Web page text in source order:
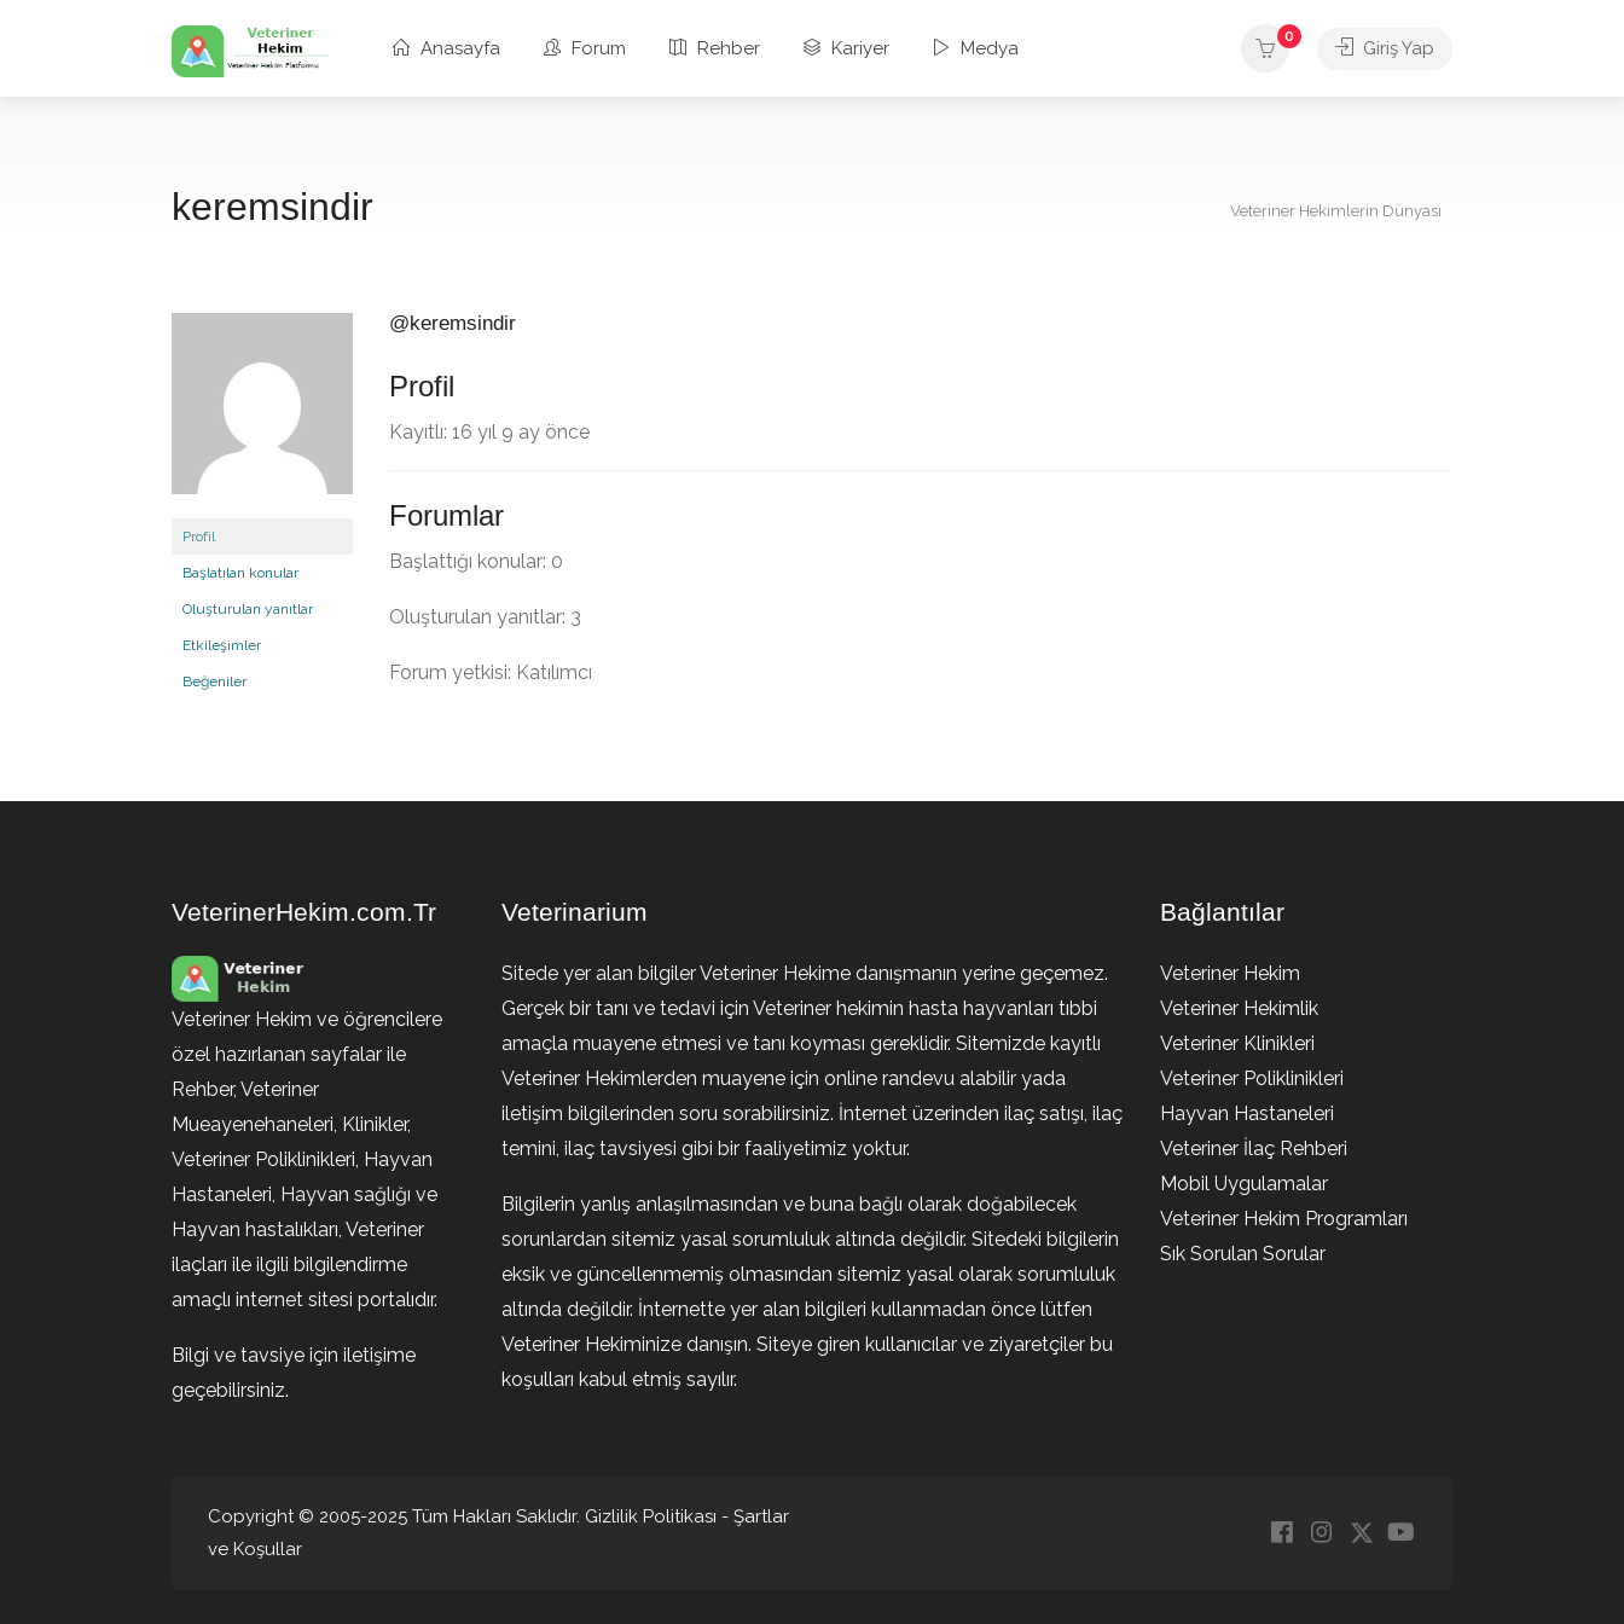
Anasayfa Forum Rehber Kariyer Medya
0
Giriş Yap
keremsindir Veteriner Hekimlerin Dünyası
Profil
Başlatılan konular
Oluşturulan yanıtlar
Etkileşimler
Beğeniler
@keremsindir
Profil
Kayıtlı: 16 yıl 9 ay önce
Forumlar
Başlattığı konular: 0
Oluşturulan yanıtlar: 3
Forum yetkisi: Katılımcı
VeterinerHekim.com.Tr
Veteriner Hekim ve öğrencilere
özel hazırlanan sayfalar ile
Rehber, Veteriner
Mueayenehaneleri, Klinikler,
Veteriner Poliklinikleri, Hayvan
Hastaneleri, Hayvan sağlığı ve
Hayvan hastalıkları, Veteriner
ilaçları ile ilgili bilgilendirme
amaçlı internet sitesi portalıdır.
Bilgi ve tavsiye için iletişime
geçebilirsiniz.
Veterinarium
Sitede yer alan bilgiler Veteriner Hekime danışmanın yerine geçemez.
Gerçek bir tanı ve tedavi için Veteriner hekimin hasta hayvanları tıbbi
amaçla muayene etmesi ve tanı koyması gereklidir. Sitemizde kayıtlı
Veteriner Hekimlerden muayene için online randevu alabilir yada
iletişim bilgilerinden soru sorabilirsiniz. İnternet üzerinden ilaç satışı, ilaç
temini, ilaç tavsiyesi gibi bir faaliyetimiz yoktur.
Bilgilerin yanlış anlaşılmasından ve buna bağlı olarak doğabilecek
sorunlardan sitemiz yasal sorumluluk altında değildir. Sitedeki bilgilerin
eksik ve güncellenmemiş olmasından sitemiz yasal olarak sorumluluk
altında değildir. İnternette yer alan bilgileri kullanmadan önce lütfen
Veteriner Hekiminize danışın. Siteye giren kullanıcılar ve ziyaretçiler bu
koşulları kabul etmiş sayılır.
Bağlantılar
Veteriner Hekim
Veteriner Hekimlik
Veteriner Klinikleri
Veteriner Poliklinikleri
Hayvan Hastaneleri
Veteriner İlaç Rehberi
Mobil Uygulamalar
Veteriner Hekim Programları
Sık Sorulan Sorular
Copyright © 2005-2025 Tüm Hakları Saklıdır. Gizlilik Politikası - Şartlar
ve Koşullar